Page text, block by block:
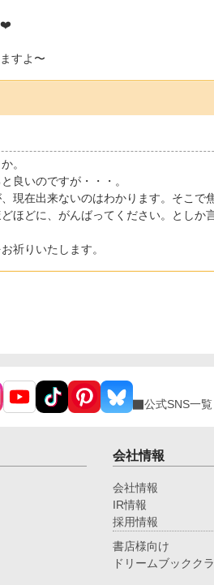
❤️
すよ〜
。
良いのですが・・・。
現在出来ないのはわかります。そこで
ほどに、がんばってください。としか
祈りいたします。
公式SNS一覧
会社情報
会社情報
IR情報
採用情報
書店様向け
ドリームブックク